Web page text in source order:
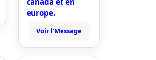
canada et en
europe.
Voir l'Message